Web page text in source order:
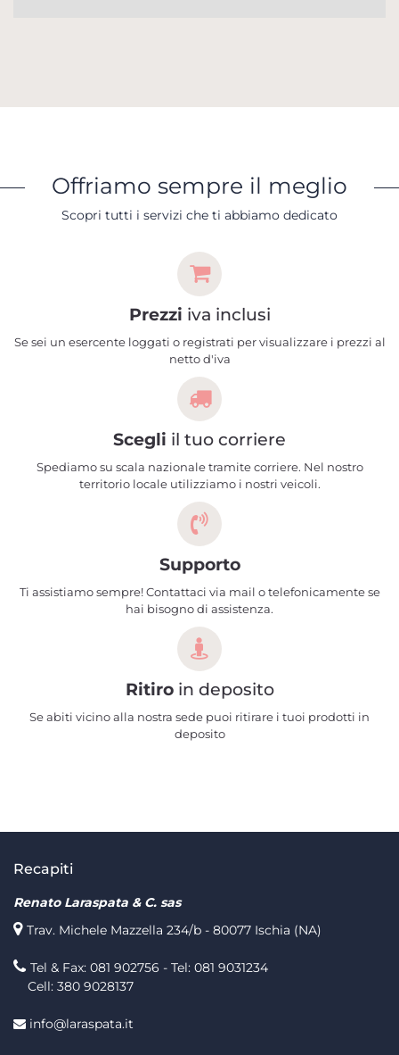
Offriamo sempre il meglio
Scopri tutti i servizi che ti abbiamo dedicato
Prezzi iva inclusi
Se sei un esercente loggati o registrati per visualizzare i prezzi al
netto d'iva
Scegli il tuo corriere
Spediamo su scala nazionale tramite corriere. Nel nostro
territorio locale utilizziamo i nostri veicoli.
Supporto
Ti assistiamo sempre! Contattaci via mail o telefonicamente se
hai bisogno di assistenza.
Ritiroin deposito
Se abiti vicino alla nostra sede puoi ritirare i tuoi prodotti in
deposito
Recapiti
Renato Laraspata & C. sas
Trav. Michele Mazzella 234/b - 80077 Ischia (NA)
Tel & Fax: 081 902756 - Tel: 081 9031234
Cell: 380 9028137
info@laraspata.it